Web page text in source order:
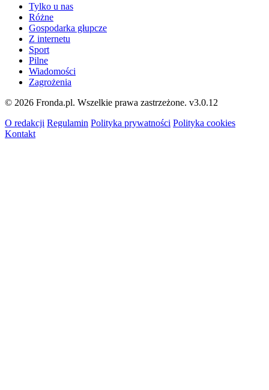
Tylko u nas
Różne
Gospodarka głupcze
Z internetu
Sport
Pilne
Wiadomości
Zagrożenia
© 2026 Fronda.pl. Wszelkie prawa zastrzeżone. v3.0.12
O redakcji Regulamin Polityka prywatności Polityka cookies
Kontakt